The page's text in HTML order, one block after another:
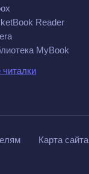
Reader
MyBook
читалки
Карта сайта